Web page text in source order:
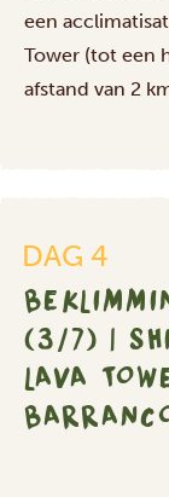
een
Tower (tot een
afstand van 2
DAG 4
(3/7) |
LAVA
|
Shira
Camp
(3839
(4630
-
Barranco
Camp
(3950
m)